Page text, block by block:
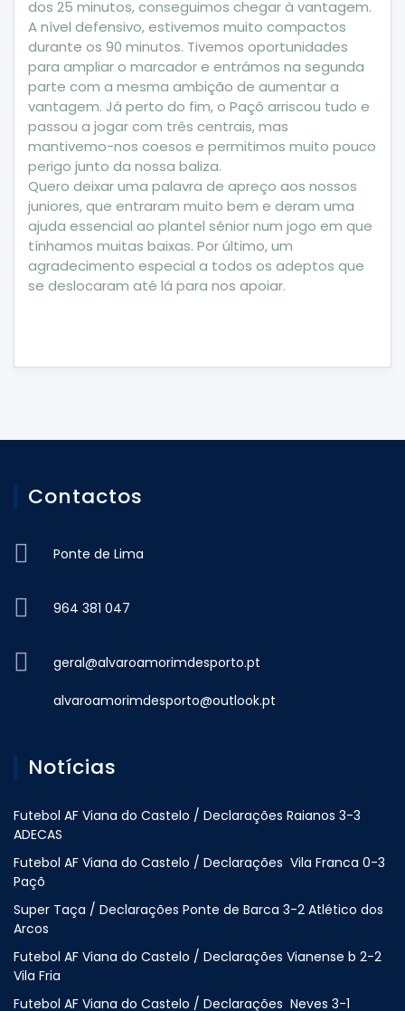
dos 25 minutos, conseguimos chegar à vantagem.
A nível defensivo, estivemos muito compactos
durante os 90 minutos. Tivemos oportunidades
para ampliar o marcador e entrámos na segunda
parte com a mesma ambição de aumentar a
vantagem. Já perto do fim, o Paçô arriscou tudo e
passou a jogar com três centrais, mas
mantivemo-nos coesos e permitimos muito pouco
perigo junto da nossa baliza.
Quero deixar uma palavra de apreço aos nossos
juniores, que entraram muito bem e deram uma
ajuda essencial ao plantel sénior num jogo em que
tínhamos muitas baixas. Por último, um
agradecimento especial a todos os adeptos que
se deslocaram até lá para nos apoiar.
Contactos
Ponte de Lima
964 381 047
geral@alvaroamorimdesporto.pt
alvaroamorimdesporto@outlook.pt
Notícias
Futebol AF Viana do Castelo / Declarações Raianos 3-3
ADECAS
Futebol AF Viana do Castelo / Declarações Vila Franca 0-3
Paçõ
Super Taça / Declarações Ponte de Barca 3-2 Atlético dos
Arcos
Futebol AF Viana do Castelo / Declarações Vianense b 2-2
Vila Fria
Futebol AF Viana do Castelo / Declarações Neves 3-1